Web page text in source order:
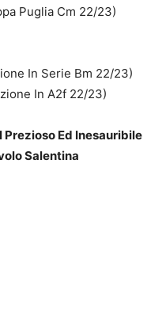
Puglia Cm 22/23)
In Serie Bm 22/23)
In A2f 22/23)
Ed Inesauribile
Salentina